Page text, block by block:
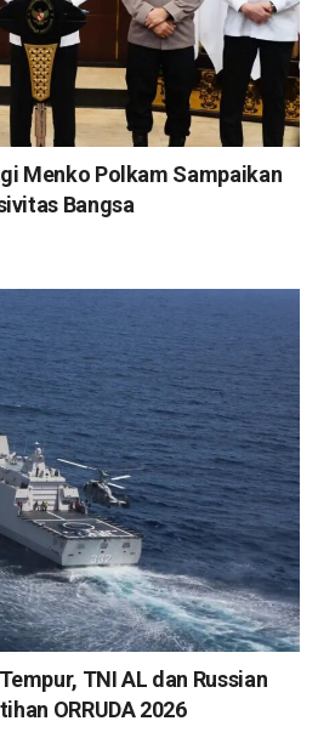
Menko Polkam Sampaikan
Bangsa
TNI AL dan Russian
ORRUDA 2026